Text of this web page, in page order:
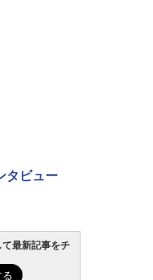
タビュー
最新記事をチ